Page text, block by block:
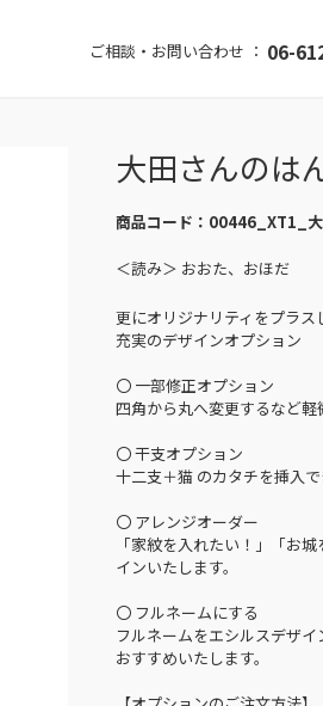
ご相談・お問い合わせ ： 06-
大田さんのは
商品コード： 00446_XT1_
＜読み＞ おおた、おほだ
更にオリジナリティをプラス
充実のデザインオプション
〇 一部修正オプション
四角から丸へ変更するなど軽
〇 干支オプション
十二支＋猫 のカタチを挿入で
〇 アレンジオーダー
「家紋を入れたい！」「お
インいたします。
〇 フルネームにする
フルネームをエシルスデザ
おすすめいたします。